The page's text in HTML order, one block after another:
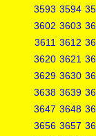
3593 3594
3602 3603
3611 3612
3620 3621
3629 3630
3638 3639
3647 3648
3656 3657